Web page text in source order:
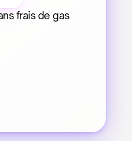
frais de gas